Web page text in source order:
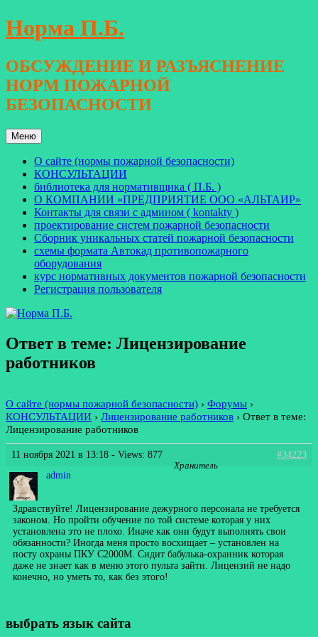
Перейти
к
Норма П.Б.
ОБСУЖДЕНИЕ И РАЗЪЯСНЕНИЕ
НОРМ ПОЖАРНОЙ
БЕЗОПАСНОСТИ
Меню
О сайте (нормы пожарной безопасности)
КОНСУЛЬТАЦИИ
библиотека для нормативщика ( П.Б. )
О КОМПАНИИ «ПРЕДПРИЯТИЕ ООО «АЛЬТАИР»
Контакты для связи с админом ( kontakty )
проектирование систем пожарной безопасности
Сборник уникальных статей пожарной безопасности
схемы формата Автокад противопожарного
оборудования
курс нормативных документов пожарной безопасности
Регистрация пользователя
Ответ в теме: Лицензирование
работников
О сайте (нормы пожарной безопасности) › Форумы ›
КОНСУЛЬТАЦИИ › Лицензирование работников › Ответ в теме:
Лицензирование работников
11 ноября 2021 в 13:18 - Views: 877
#34223
admin
Хранитель
Здравствуйте! Лицензирование дежурного персонала не требуется
законом. Но пройти обучение по той системе которая у них
установлена это не плохо. Иначе как они будут выполнять свои
обязанности? Иногда меня просто восхищает – установлен на
посту охраны ПКУ С2000М. Сидит бабулька-охранник которая
даже не знает как в меню этого пульта зайти. Лицензий не надо
конечно, но уметь то, как без этого!
выбрать язык сайта